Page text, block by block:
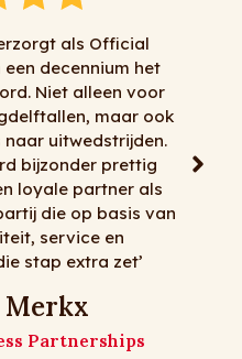
volle tevredenheid
Alles kan en
meeste dan . Voor
meerdaagse
flexibiliteit en
bij RingelbergTours
vele jaren!
Matz Travel